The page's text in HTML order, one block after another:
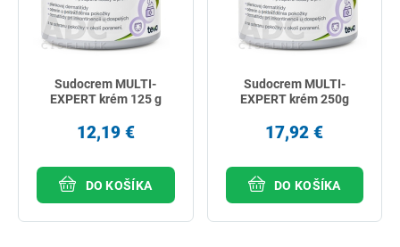
podľa názvu od A
Sudocrem MULTI-
EXPERT krém 125 g
12,19 €
DO KOŠÍKA
Sudocrem MULTI-
EXPERT krém 250g
17,92 €
DO KOŠÍKA